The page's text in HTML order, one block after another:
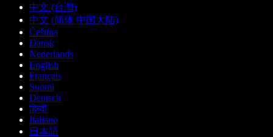
中文 (台灣)
中文 (简体 中国大陆)
Čeština
Dansk
Nederlands
English
Français
Suomi
Deutsch
हिन्दी
Italiano
日本語